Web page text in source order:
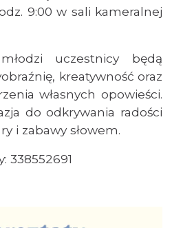
pszczelarski w
2026-08-26
9:00 w sali kameralnej
uczestnicy będą
kreatywność oraz
własnych opowieści.
do odkrywania radości
i zabawy słowem.
338552691